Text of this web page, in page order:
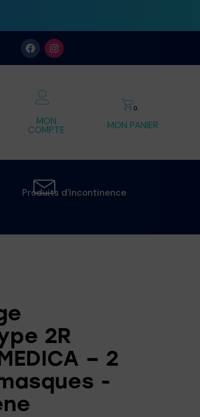
MON
COMPTE
0
MON PANIER
Produits d’incontinence
2R
– 2
-